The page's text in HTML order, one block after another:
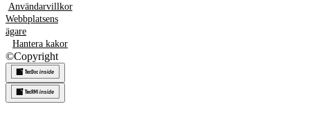
Användarvillkor
Webbplatsens
ägare
Hantera kakor
©Copyright